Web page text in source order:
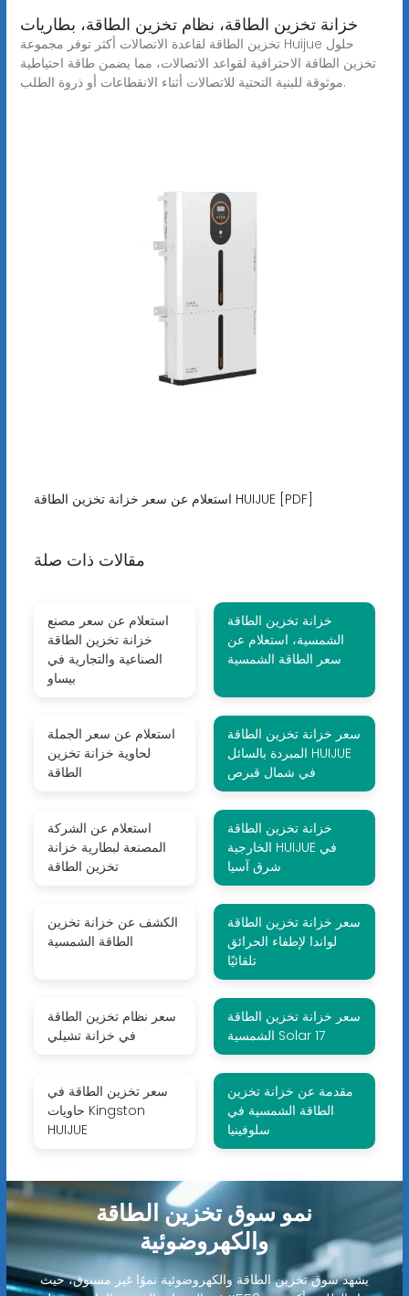
خزانة تخزين الطاقة، نظام تخزين الطاقة، بطاريات
تخزين الطاقة لقاعدة الاتصالات أكثر توفر مجموعة Huijue حلول
تخزين الطاقة الاحترافية لقواعد الاتصالات، مما يضمن طاقة احتياطية
موثوقة للبنية التحتية للاتصالات أثناء الانقطاعات أو ذروة الطلب.
استعلام عن سعر خزانة تخزين الطاقة HUIJUE [PDF]
مقالات ذات صلة
استعلام عن سعر مصنع
خزانة تخزين الطاقة
الصناعية والتجارية في
بيساو
خزانة تخزين الطاقة
الشمسية، استعلام عن
سعر الطاقة الشمسية
استعلام عن سعر الجملة
لحاوية خزانة تخزين
الطاقة
سعر خزانة تخزين الطاقة
المبردة بالسائل HUIJUE
في شمال قبرص
استعلام عن الشركة
المصنعة لبطارية خزانة
تخزين الطاقة
خزانة تخزين الطاقة
الخارجية HUIJUE في
شرق آسيا
الكشف عن خزانة تخزين
الطاقة الشمسية
سعر خزانة تخزين الطاقة
لواندا لإطفاء الحرائق
تلقائيًا
سعر نظام تخزين الطاقة
في خزانة تشيلي
سعر خزانة تخزين الطاقة
الشمسية Solar 17
سعر تخزين الطاقة في
حاويات Kingston
HUIJUE
مقدمة عن خزانة تخزين
الطاقة الشمسية في
سلوفينيا
نمو سوق تخزين الطاقة
والكهروضوئية
يشهد سوق تخزين الطاقة والكهروضوئية نموًا غير مسبوق، حيث